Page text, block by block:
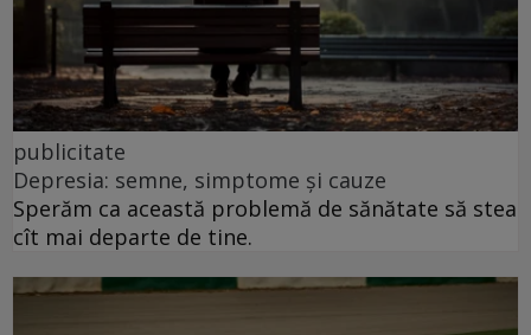
publicitate
Depresia: semne, simptome și cauze
Sperăm ca această problemă de sănătate să stea
cît mai departe de tine.